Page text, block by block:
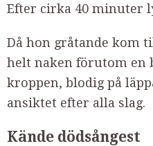
Efter cirka 40 minuter
Då hon gråtande kom
helt naken förutom en
kroppen, blodig på
ansiktet efter alla slag.
Kände dödsångest